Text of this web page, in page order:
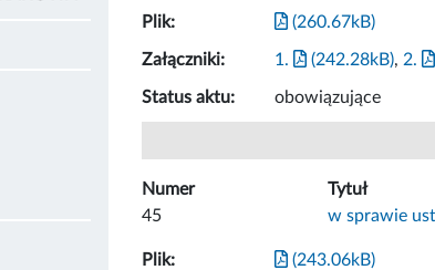
Plik: (260.67kB)
Załączniki: 1. (242.28kB), 2.
Status aktu: obowiązujące
Numer Tytuł
45
w sprawie
Plik: (243.06kB)